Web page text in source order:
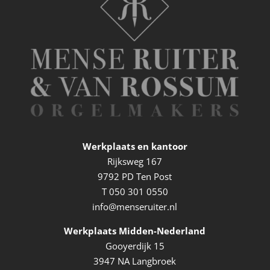
Werkplaats en kantoor
Rijksweg 167
9792 PD Ten Post
T 050 301 0550
info@menseruiter.nl
Werkplaats Midden-Nederland
Gooyerdijk 15
3947 NA Langbroek